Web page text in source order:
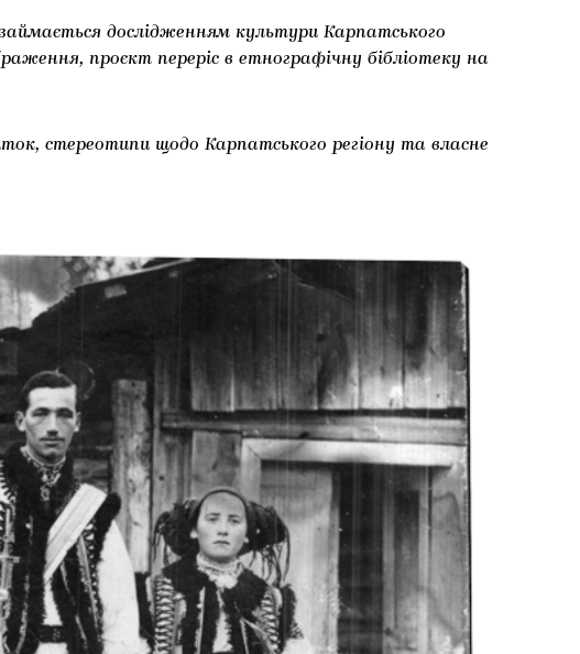
дослідженням культури Карпатського
проєкт переріс в етнографічну бібліотеку на
стереотипи щодо Карпатського регіону та власне